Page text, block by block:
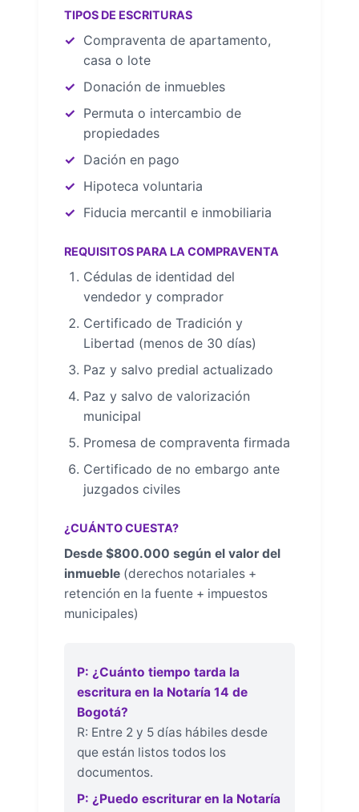
TIPOS DE ESCRITURAS
Compraventa de apartamento,
casa o lote
Donación de inmuebles
Permuta o intercambio de
propiedades
Dación en pago
Hipoteca voluntaria
Fiducia mercantil e inmobiliaria
REQUISITOS PARA LA COMPRAVENTA
Cédulas de identidad del
vendedor y comprador
Certificado de Tradición y
Libertad (menos de 30 días)
Paz y salvo predial actualizado
Paz y salvo de valorización
municipal
Promesa de compraventa firmada
Certificado de no embargo ante
juzgados civiles
¿CUÁNTO CUESTA?
Desde $800.000 según el valor del
inmueble (derechos notariales +
retención en la fuente + impuestos
municipales)
P: ¿Cuánto tiempo tarda la
escritura en la Notaría 14 de
Bogotá?
R: Entre 2 y 5 días hábiles desde
que están listos todos los
documentos.
P: ¿Puedo escriturar en la Notaría